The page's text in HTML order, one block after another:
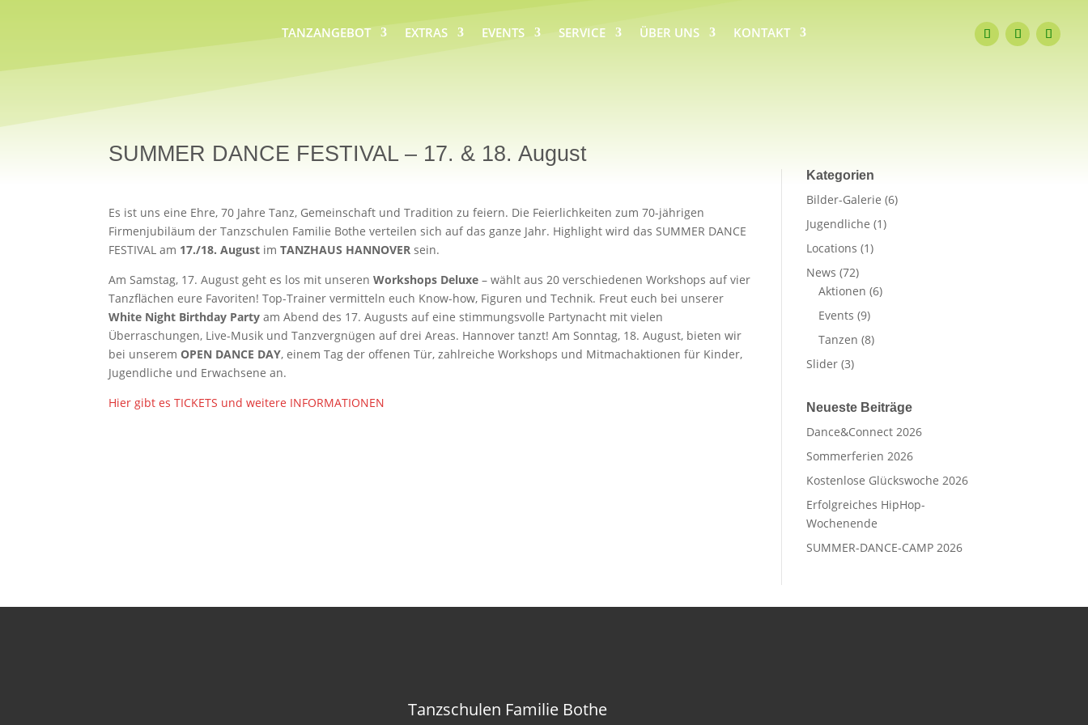
TANZANGEBOT EXTRAS EVENTS SERVICE ÜBER UNS KONTAKT
SUMMER DANCE FESTIVAL – 17. & 18. August
Es ist uns eine Ehre, 70 Jahre Tanz, Gemeinschaft und Tradition zu feiern. Die Feierlichkeiten zum 70-jährigen
Firmenjubiläum der Tanzschulen Familie Bothe verteilen sich auf das ganze Jahr. Highlight wird das SUMMER DANCE
FESTIVAL am 17./18. August imTANZHAUS HANNOVER sein.
Am Samstag, 17. August geht es los mit unserenWorkshops Deluxe – wählt aus 20 verschiedenen Workshops auf vier
Tanzflächen eure Favoriten! Top-Trainer vermitteln euch Know-how, Figuren und Technik. Freut euch bei unserer
White Night Birthday Party am Abend des 17. Augusts auf eine stimmungsvolle Partynacht mit vielen
Überraschungen, Live-Musik und Tanzvergnügen auf drei Areas. Hannover tanzt! Am Sonntag, 18. August, bieten wir
bei unserem OPEN DANCE DAY, einem Tag der offenen Tür, zahlreiche Workshops und Mitmachaktionen für Kinder,
Jugendliche und Erwachsene an.
Hier gibt es TICKETS und weitere INFORMATIONEN
Kategorien
Bilder-Galerie (6)
Jugendliche (1)
Locations (1)
News (72)
Aktionen (6)
Events (9)
Tanzen (8)
Slider(3)
Neueste Beiträge
Dance&Connect 2026
Sommerferien 2026
Kostenlose Glückswoche 2026
Erfolgreiches HipHop-
Wochenende
SUMMER-DANCE-CAMP 2026
Tanzschulen Familie Bothe